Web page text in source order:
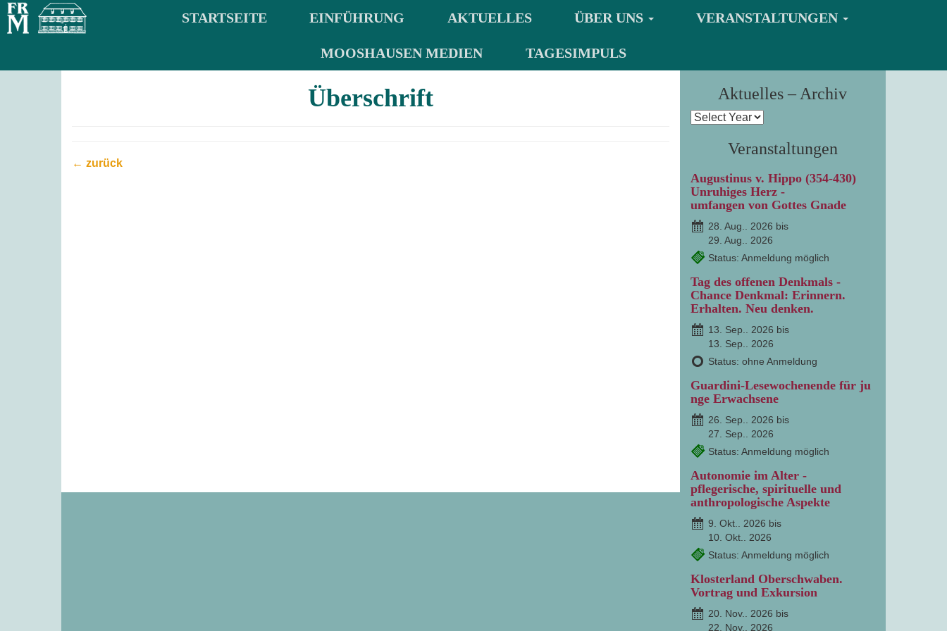
STARTSEITE EINFÜHRUNG AKTUELLES ÜBER UNS VERANSTALTUNGEN
MOOSHAUSEN MEDIEN TAGESIMPULS
Überschrift
← zurück
Aktuelles – Archiv
Veranstaltungen
Augustinus v. Hippo (354-430)
Unruhiges Herz -
umfangen von Gottes Gnade
28. Aug.. 2026 bis
29. Aug.. 2026
Status: Anmeldung möglich
Tag des offenen Denkmals -
Chance Denkmal: Erinnern.
Erhalten. Neu denken.
13. Sep.. 2026 bis
13. Sep.. 2026
Status: ohne Anmeldung
Guardini-Lesewochenende für ju
nge Erwachsene
26. Sep.. 2026 bis
27. Sep.. 2026
Status: Anmeldung möglich
Autonomie im Alter -
pflegerische, spirituelle und
anthropologische Aspekte
9. Okt.. 2026 bis
10. Okt.. 2026
Status: Anmeldung möglich
Klosterland Oberschwaben.
Vortrag und Exkursion
20. Nov.. 2026 bis
22. Nov.. 2026